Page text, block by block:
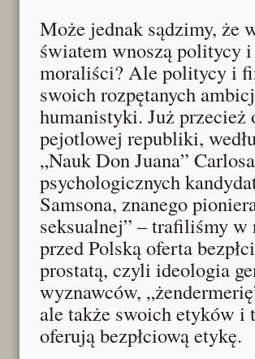
Może jednak sądzimy, że
światem wnoszą politycy
moraliści? Ale politycy i
swoich rozpętanych
humanistyki. Już przecież
pejotlowej republiki,
„Nauk Don Juana”
psychologicznych
Samsona, znanego
seksualnej” – trafiliśmy
przed Polską oferta
prostatą, czyli ideologia
wyznawców,
ale także swoich etyków i
oferują bezpłciową etykę.